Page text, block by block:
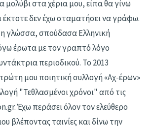
μολύβι στα χέρια μου, είπα θα γίνω
δεν έχω σταματήσει να γράφω.
γλώσσα, σπούδασα Ελληνική
έρωτα με τον γραπτό λόγο
περιοδικού. Το 2013
μου ποιητική συλλογή «Αχ-έρων»
"Τεθλασμένοι χρόνοι" από τις
Έχω περάσει όλον τον ελεύθερο
βλέποντας ταινίες και δίνω την